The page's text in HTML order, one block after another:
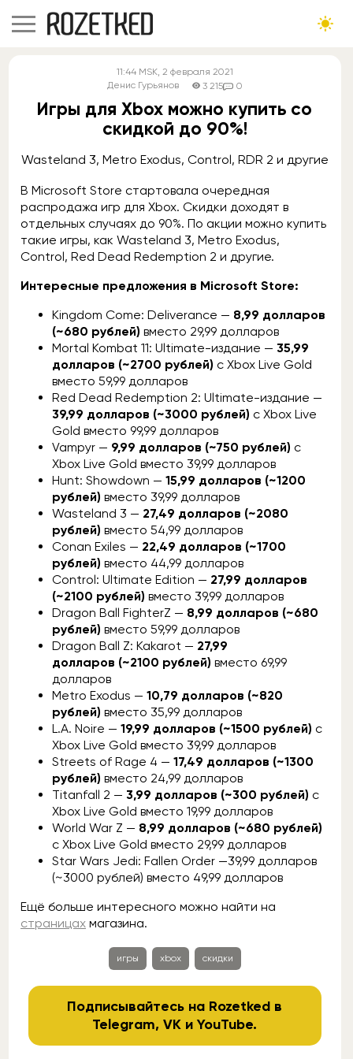
11:44 MSK, 2 февраля 2021
Денис Гурьянов
3 215 0
Игры для Xbox можно купить со
скидкой до 90%!
Wasteland 3, Metro Exodus, Control, RDR 2 и другие
В Microsoft Store стартовала очередная
распродажа игр для Xbox. Скидки доходят в
отдельных случаях до 90%. По акции можно купить
такие игры, как Wasteland 3, Metro Exodus,
Control, Red Dead Redemption 2 и другие.
Интересные предложения в Microsoft Store:
Kingdom Come: Deliverance — 8,99 долларов
(~680 рублей) вместо 29,99 долларов
Mortal Kombat 11: Ultimate-издание — 35,99
долларов (~2700 рублей) с Xbox Live Gold
вместо 59,99 долларов
Red Dead Redemption 2: Ultimate-издание —
39,99 долларов (~3000 рублей) с Xbox Live
Gold вместо 99,99 долларов
Vampyr — 9,99 долларов (~750 рублей) с
Xbox Live Gold вместо 39,99 долларов
Hunt: Showdown — 15,99 долларов (~1200
рублей) вместо 39,99 долларов
Wasteland 3 — 27,49 долларов (~2080
рублей) вместо 54,99 долларов
Conan Exiles — 22,49 долларов (~1700
рублей) вместо 44,99 долларов
Control: Ultimate Edition — 27,99 долларов
(~2100 рублей) вместо 39,99 долларов
Dragon Ball FighterZ — 8,99 долларов (~680
рублей) вместо 59,99 долларов
Dragon Ball Z: Kakarot — 27,99
долларов (~2100 рублей) вместо 69,99
долларов
Metro Exodus — 10,79 долларов (~820
рублей) вместо 35,99 долларов
L.A. Noire — 19,99 долларов (~1500 рублей) с
Xbox Live Gold вместо 39,99 долларов
Streets of Rage 4 — 17,49 долларов (~1300
рублей) вместо 24,99 долларов
Titanfall 2 — 3,99 долларов (~300 рублей) с
Xbox Live Gold вместо 19,99 долларов
World War Z — 8,99 долларов (~680 рублей)
с Xbox Live Gold вместо 29,99 долларов
Star Wars Jedi: Fallen Order —39,99 долларов
(~3000 рублей) вместо 49,99 долларов
Ещё больше интересного можно найти на
страницах магазина.
игры xbox скидки
Подписывайтесь на Rozetked в
Telegram,VK иYouTube.